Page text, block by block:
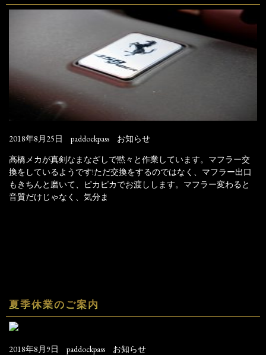
2018年8月25日 paddockpass
お知らせ
高橋メカが真剣なまなざしで黙々と作業しています。マフラー交
換をしているようです!ただ交換をするのではなく、マフラー出口
もきちんと磨いて、ピカピカでお渡しします。マフラー変わると
音質だけじゃなく、気分ま
夏季休業のご案内
2018年8月9日 paddockpass
お知らせ